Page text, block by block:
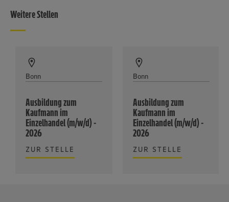
Weitere Stellen
Bonn
Ausbildung zum
Kaufmann im
Einzelhandel (m/w/d) -
2026
ZUR STELLE
Bonn
Ausbildung zum
Kaufmann im
Einzelhandel (m/w/d) -
2026
ZUR STELLE